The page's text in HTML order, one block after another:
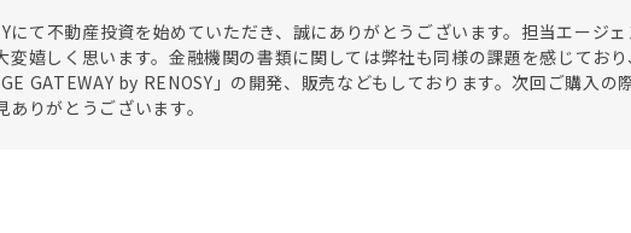
にて不動産投資を始めていただき、誠にありがとうございます。担当エージ
変嬉しく思います。金融機関の書類に関しては弊社も同様の課題を感じてお
GATEWAY by RENOSY」の開発、販売などもしております。次回ご購入の
りがとうございます。